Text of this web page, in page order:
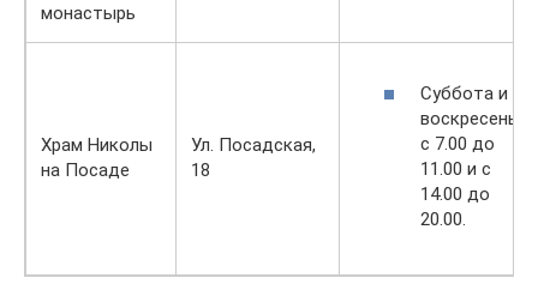
монастырь
Храм Николы
на Посаде
Ул. Посадская,
18
Суббота и
воскресенье
с 7.00 до
11.00 и с
14.00 до
20.00.